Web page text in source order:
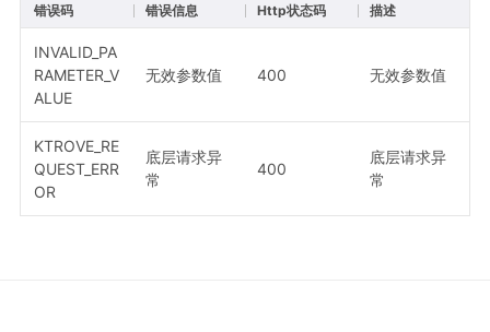
错误码 错误信息 Http状态码 描述
INVALID_PA
RAMETER_V
ALUE
无效参数值 400 无效参数值
KTROVE_RE
QUEST_ERR
OR
底层请求异
常
400
底层请求异
常